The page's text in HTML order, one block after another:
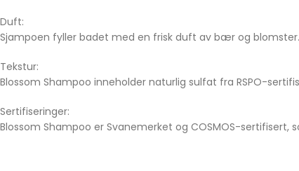
Duft:
Sjampoen fyller badet med en frisk duft av bær og blomster.
Tekstur:
Blossom Shampoo inneholder naturlig sulfat fra RSPO-
Sertifiseringer:
Blossom Shampoo er Svanemerket og COSMOS-